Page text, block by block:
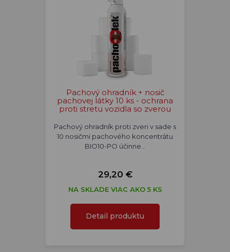
Pachový ohradník + nosič
pachovej látky 10 ks - ochrana
proti stretu vozidla so zverou
Pachový ohradník proti zveri v sade s
10 nosičmi pachového koncentrátu
BIO10-PO účinne…
29,20 €
NA SKLADE VIAC AKO 5 KS
Detail produktu